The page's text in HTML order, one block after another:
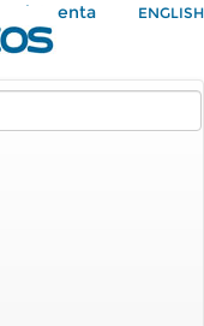
Mi Cuenta ENGLISH